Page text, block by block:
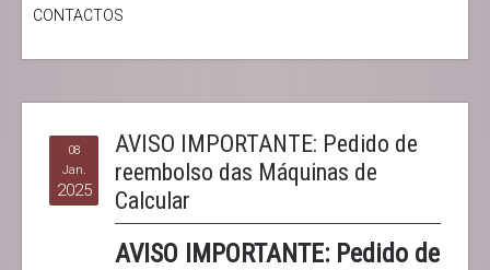
CONTACTOS
08
Jan.
2025
AVISO IMPORTANTE: Pedido de
reembolso das Máquinas de
Calcular
AVISO IMPORTANTE: Pedido de